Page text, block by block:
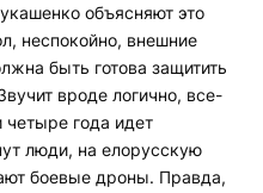
объясняют это
неспокойно, внешние
быть готова защитить
вроде логично, все-
четыре года идет
люди, на елорусскую
боевые дроны. Правда,